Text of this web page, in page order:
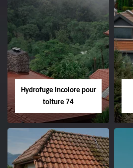
Hydrofuge incolore pour
toiture 74